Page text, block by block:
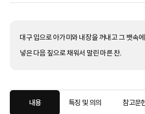
대구 입으로 아가미와 내장을 꺼내고 그 뱃속
넣은 다음 짚으로 채워서 말린 마른 찬.
내용 특징 및 의의 참고문